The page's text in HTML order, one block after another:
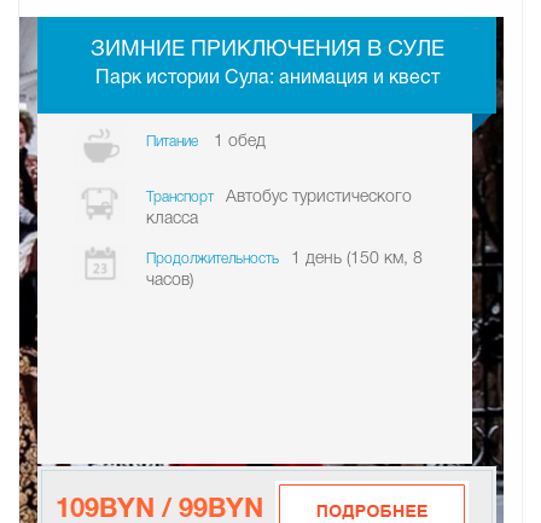
ЗИМНИЕ ПРИКЛЮЧЕНИЯ В СУЛЕ
Парк истории Сула: анимация и квест
Питание 1 обед
Транспорт
Автобус туристического
класса
Продолжительность
1 день (150 км, 8
часов)
109BYN / 99BYN
-